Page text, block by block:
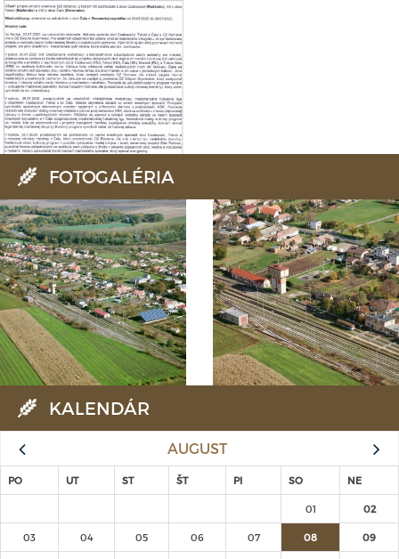
FOTOGALÉRIA
KALENDÁR
AUGUST
PO UT ST ŠT PI SO NE
01 02
03 04 05 06 07 08 09